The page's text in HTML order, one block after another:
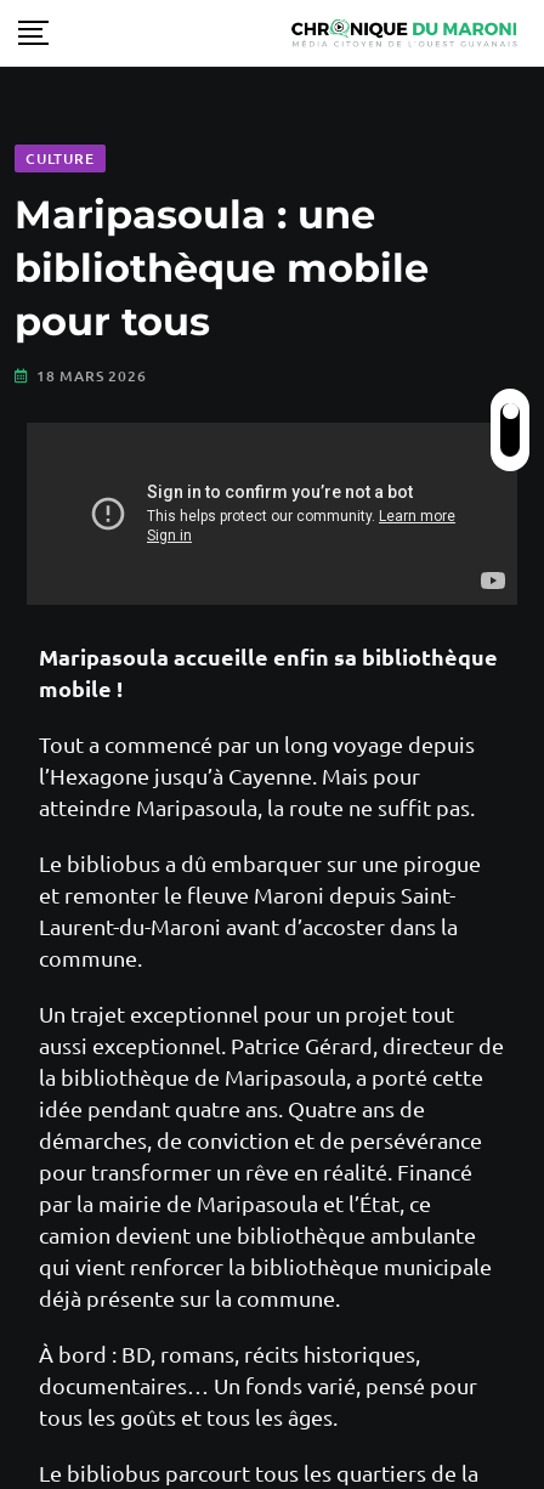
CULTURE
Maripasoula : une
bibliothèque mobile
pour tous
18 MARS 2026
Maripasoula accueille enfin sa bibliothèque
mobile !
Tout a commencé par un long voyage depuis
l’Hexagone jusqu’à Cayenne. Mais pour
atteindre Maripasoula, la route ne suffit pas.
Le bibliobus a dû embarquer sur une pirogue
et remonter le fleuve Maroni depuis Saint-
Laurent-du-Maroni avant d’accoster dans la
commune.
Un trajet exceptionnel pour un projet tout
aussi exceptionnel. Patrice Gérard, directeur de
la bibliothèque de Maripasoula, a porté cette
idée pendant quatre ans. Quatre ans de
démarches, de conviction et de persévérance
pour transformer un rêve en réalité. Financé
par la mairie de Maripasoula et l’État, ce
camion devient une bibliothèque ambulante
qui vient renforcer la bibliothèque municipale
déjà présente sur la commune.
À bord : BD, romans, récits historiques,
documentaires… Un fonds varié, pensé pour
tous les goûts et tous les âges.
Le bibliobus parcourt tous les quartiers de la